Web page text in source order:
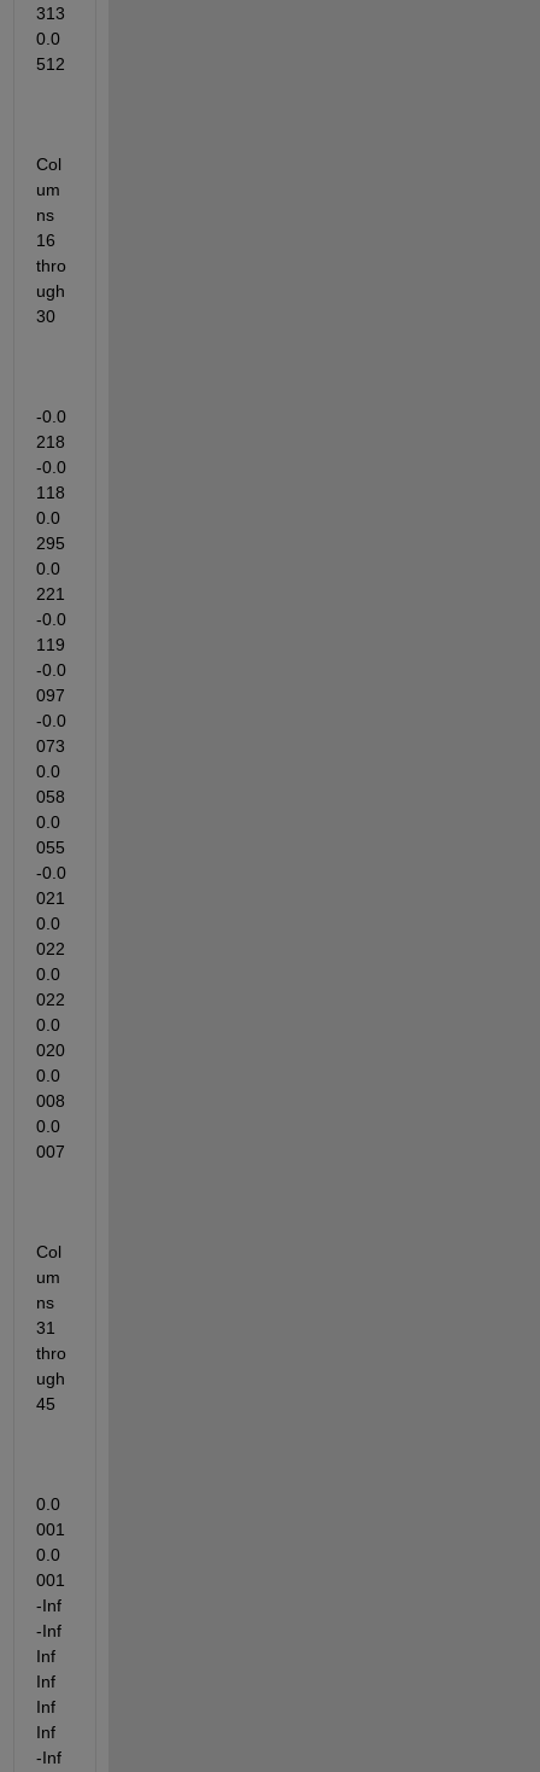
313
0.0
512
Col
um
ns
16
thro
ugh
30
-0.0
218
-0.0
118
0.0
295
0.0
221
-0.0
119
-0.0
097
-0.0
073
0.0
058
0.0
055
-0.0
021
0.0
022
0.0
022
0.0
020
0.0
008
0.0
007
Col
um
ns
31
thro
ugh
45
0.0
001
0.0
001
-Inf
-Inf
Inf
Inf
Inf
Inf
-Inf